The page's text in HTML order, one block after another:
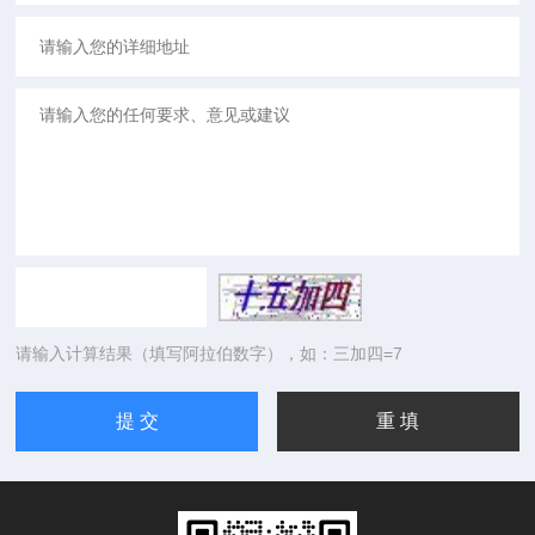
请输入计算结果（填写阿拉伯数字），如：三加四=7